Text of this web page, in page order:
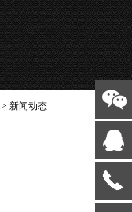
>新闻动态